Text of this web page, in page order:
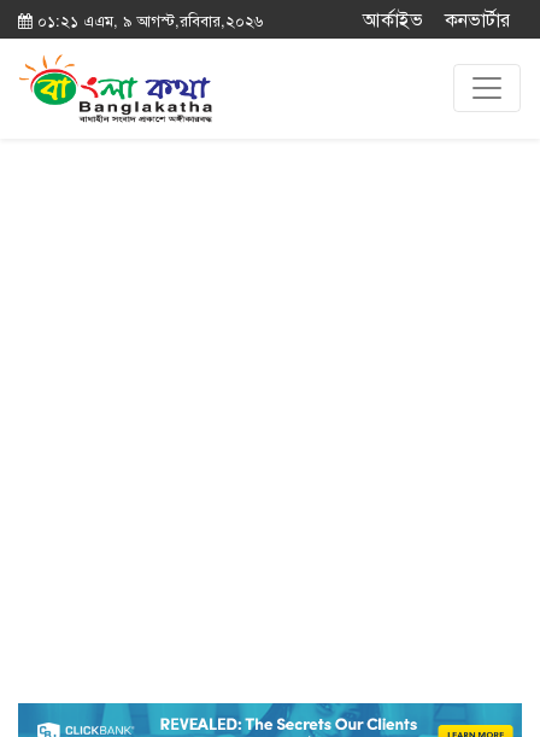
০১:২১ এএম, ৯ আগস্ট,রবিবার,২০২৬ আর্কাইভ কনভার্টার